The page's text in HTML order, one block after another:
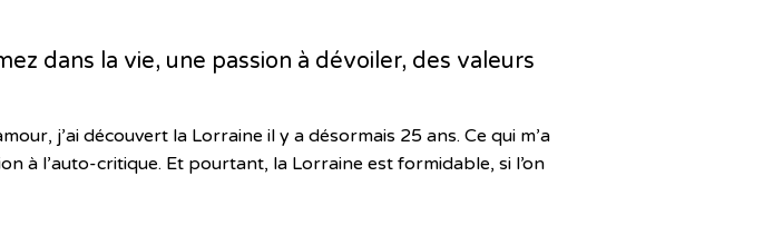
dans la vie, une passion à dévoiler, des valeurs
j’ai découvert la Lorraine il y a désormais 25 ans. Ce qui m’a
à l’auto-critique. Et pourtant, la Lorraine est formidable, si l’on